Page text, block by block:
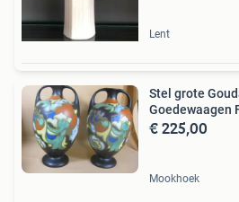
Lent
Stel grote
Goedewaagen
€ 225,00
Mookhoek